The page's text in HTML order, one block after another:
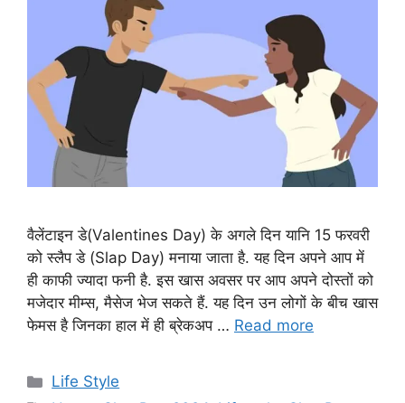
वैलेंटाइन डे(Valentines Day) के अगले दिन यानि 15 फरवरी
को स्लैप डे (Slap Day) मनाया जाता है. यह दिन अपने आप में
ही काफी ज्यादा फनी है. इस खास अवसर पर आप अपने दोस्तों को
मजेदार मीम्स, मैसेज भेज सकते हैं. यह दिन उन लोगों के बीच खास
फेमस है जिनका हाल में ही ब्रेकअप … Read more
C
Life Style